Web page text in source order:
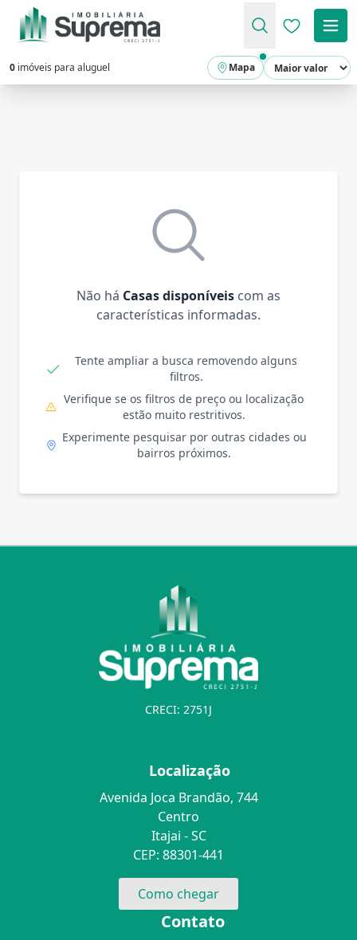
Favoritos
0 imóveis para aluguel Mapa
Não há Casas disponíveis com as
características informadas.
Tente ampliar a busca removendo alguns
filtros.
Verifique se os filtros de preço ou localização
estão muito restritivos.
Experimente pesquisar por outras cidades ou
bairros próximos.
CRECI: 2751J
Localização
Avenida Joca Brandão, 744
Centro
Itajai - SC
CEP: 88301-441
Como chegar
Contato